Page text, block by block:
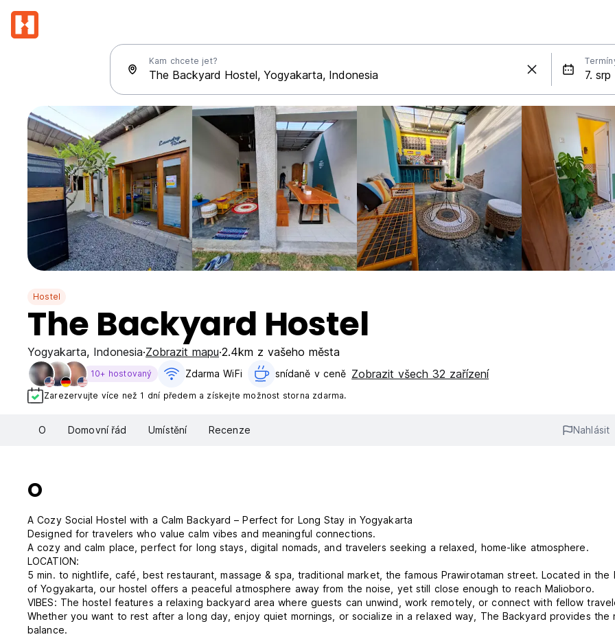
Kam chcete jet?
Hostel
The Backyard Hostel
Yogyakarta, Indonesia Zobrazit mapu 2.4km z vašeho města
10+ hostovaný Zdarma WiFi snídaně v ceně‎ Zobrazit všech 32 zařízení
Zarezervujte více než 1 dní předem a získejte možnost storna zdarma.
O Domovní řád Umístění Recenze Nahlásit
O
A Cozy Social Hostel with a Calm Backyard – Perfect for Long Stay in Yogyakarta
Designed for travelers who value calm vibes and meaningful connections.
A cozy and calm place, perfect for long stays, digital nomads, and travelers seeking a relaxed, home-like atmosphere.
LOCATION:
5 min. to nightlife, café, best restaurant, massage & spa, traditional market, the famous Prawirotaman street. Located in the
of Yogyakarta, our hostel offers a peaceful atmosphere away from the noise, yet still close enough to reach Malioboro.
VIBES: The hostel features a relaxing backyard area where guests can unwind, work remotely, or connect with fellow
Whether you want to rest after a long day, enjoy quiet mornings, or socialize in a relaxed way, The Backyard provides the
balance.